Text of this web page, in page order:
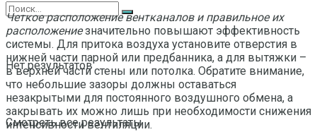
Нет результатов
Смотреть все результаты
Четкое расположение вентканалов и правильное их
расположениезначительно повышают эффективность
системы. Для притока воздуха установите отверстия в
нижней части парной или предбанника, а для вытяжки –
в верхней части стены или потолка. Обратите внимание,
что небольшие зазоры должны оставаться
незакрытыми для постоянного воздушного обмена, а
закрывать их можно лишь при необходимости снижения
интенсивности вентиляции.